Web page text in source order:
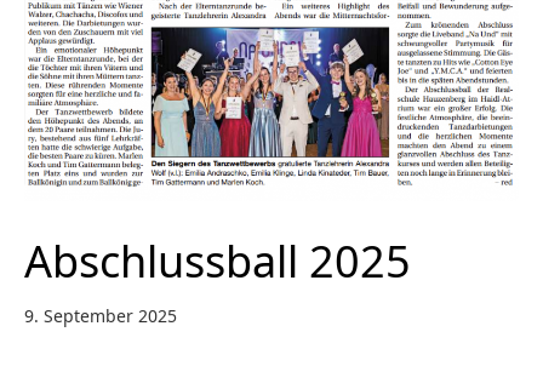
Abschlussball 2025
9. September 2025